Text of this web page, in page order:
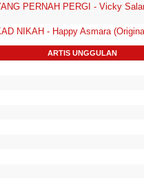
PERNAH PERGI - Vicky
NIKAH - Happy Asmara
ARTIS UNGGULAN